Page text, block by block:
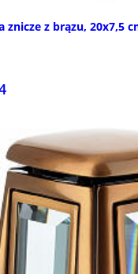
znicze z brązu, 20x7,5